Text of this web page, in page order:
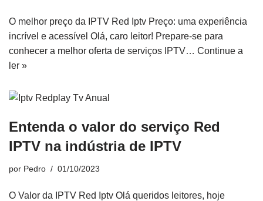
O melhor preço da IPTV Red Iptv Preço: uma experiência
incrível e acessível Olá, caro leitor! Prepare-se para
conhecer a melhor oferta de serviços IPTV… Continue a
ler »
Entenda o valor do serviço Red
IPTV na indústria de IPTV
por Pedro 01/10/2023
O Valor da IPTV Red Iptv Olá queridos leitores, hoje